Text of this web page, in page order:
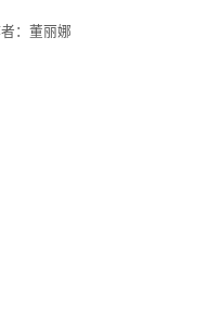
：董丽娜